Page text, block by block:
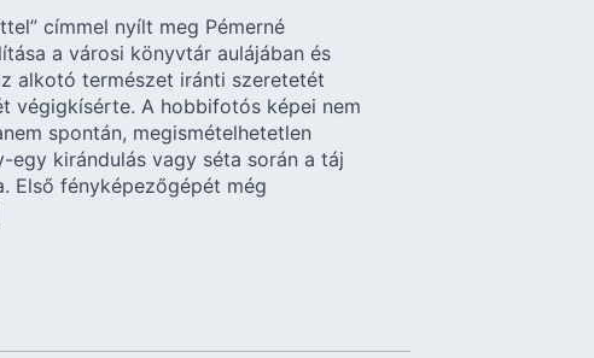
címmel nyílt meg Pémerné
a városi könyvtár aulájában és
alkotó természet iránti szeretetét
végigkísérte. A hobbifotós képei nem
spontán, megismételhetetlen
egy kirándulás vagy séta során a táj
Első fényképezőgépét még